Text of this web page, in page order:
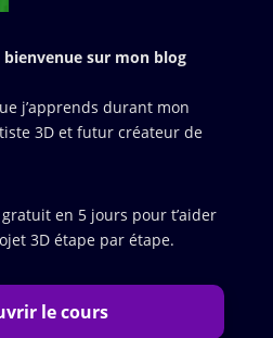
sur mon blog
j’apprends durant mon
3D et futur créateur de
gratuit en 5 jours pour t’aider
3D étape par étape.
le cours